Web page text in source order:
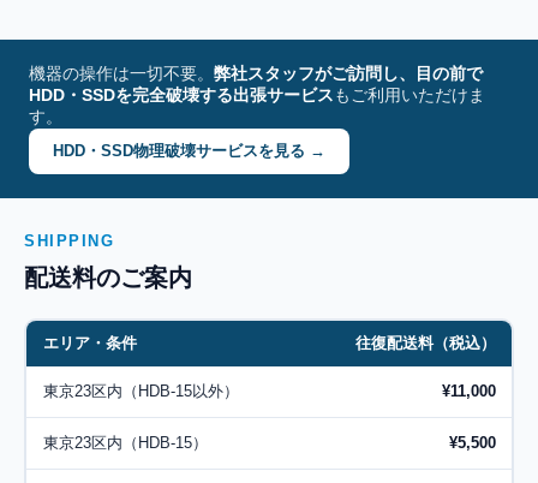
機器の操作は一切不要。 弊社スタッフがご訪問し、目の前で
HDD・SSDを完全破壊する出張サービスもご利用いただけま
す。
HDD・SSD物理破壊サービスを見る →
SHIPPING
配送料のご案内
エリア・条件 往復配送料（税込）
東京23区内（HDB-15以外） ¥11,000
東京23区内（HDB-15） ¥5,500